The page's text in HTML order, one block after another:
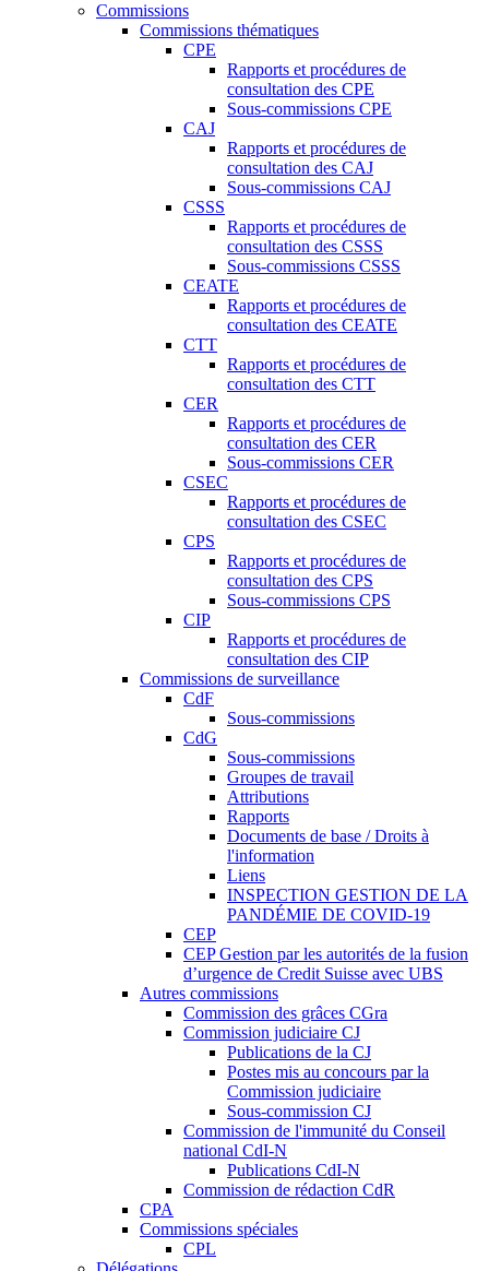
Commissions
Commissions thématiques
CPE
Rapports et procédures de
consultation des CPE
Sous-commissions CPE
CAJ
Rapports et procédures de
consultation des CAJ
Sous-commissions CAJ
CSSS
Rapports et procédures de
consultation des CSSS
Sous-commissions CSSS
CEATE
Rapports et procédures de
consultation des CEATE
CTT
Rapports et procédures de
consultation des CTT
CER
Rapports et procédures de
consultation des CER
Sous-commissions CER
CSEC
Rapports et procédures de
consultation des CSEC
CPS
Rapports et procédures de
consultation des CPS
Sous-commissions CPS
CIP
Rapports et procédures de
consultation des CIP
Commissions de surveillance
CdF
Sous-commissions
CdG
Sous-commissions
Groupes de travail
Attributions
Rapports
Documents de base / Droits à
l'information
Liens
INSPECTION GESTION DE LA
PANDÉMIE DE COVID-19
CEP
CEP Gestion par les autorités de la fusion
d’urgence de Credit Suisse avec UBS
Autres commissions
Commission des grâces CGra
Commission judiciaire CJ
Publications de la CJ
Postes mis au concours par la
Commission judiciaire
Sous-commission CJ
Commission de l'immunité du Conseil
national CdI-N
Publications CdI-N
Commission de rédaction CdR
CPA
Commissions spéciales
CPL